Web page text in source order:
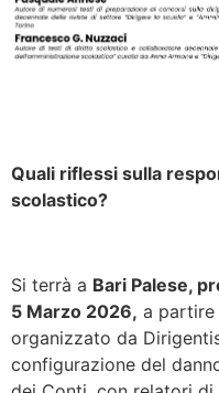
Quali riflessi sulla
scolastico?
Si terrà a Bari Palese,
5 Marzo 2026, a partire
organizzato da
configurazione del